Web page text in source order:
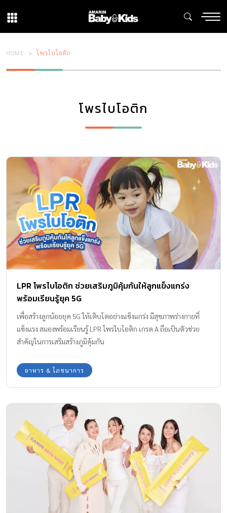
HOME โพรไบโอติก
โพรไบโอติก
LPR โพรไบโอติก ช่วยเสริมภูมิคุ้มกันให้ลูกแข็งแกร่ง
พร้อมเรียนรู้ยุค 5G
เพื่อสร้างลูกน้อยยุค 5G ให้เติบโตอย่างแข็งแกร่ง มีสุขภาพร่างกายที่
แข็งแรง สมองพร้อมเรียนรู้ LPR โพรไบโอติก เกรด A ถือเป็นตัวช่วย
สำคัญในการเสริมสร้างภูมิคุ้มกัน
อาหาร & โภชนาการ